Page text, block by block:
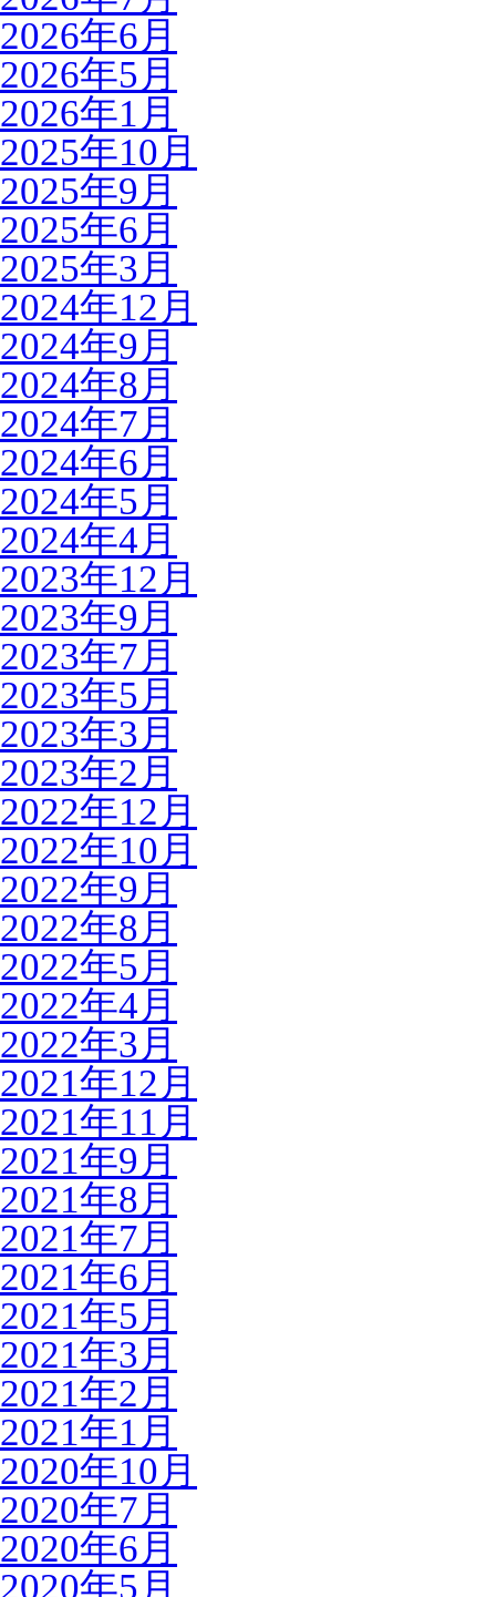
2026年6月
2026年5月
2026年1月
2025年10月
2025年9月
2025年6月
2025年3月
2024年12月
2024年9月
2024年8月
2024年7月
2024年6月
2024年5月
2024年4月
2023年12月
2023年9月
2023年7月
2023年5月
2023年3月
2023年2月
2022年12月
2022年10月
2022年9月
2022年8月
2022年5月
2022年4月
2022年3月
2021年12月
2021年11月
2021年9月
2021年8月
2021年7月
2021年6月
2021年5月
2021年3月
2021年2月
2021年1月
2020年10月
2020年7月
2020年6月
2020年5月